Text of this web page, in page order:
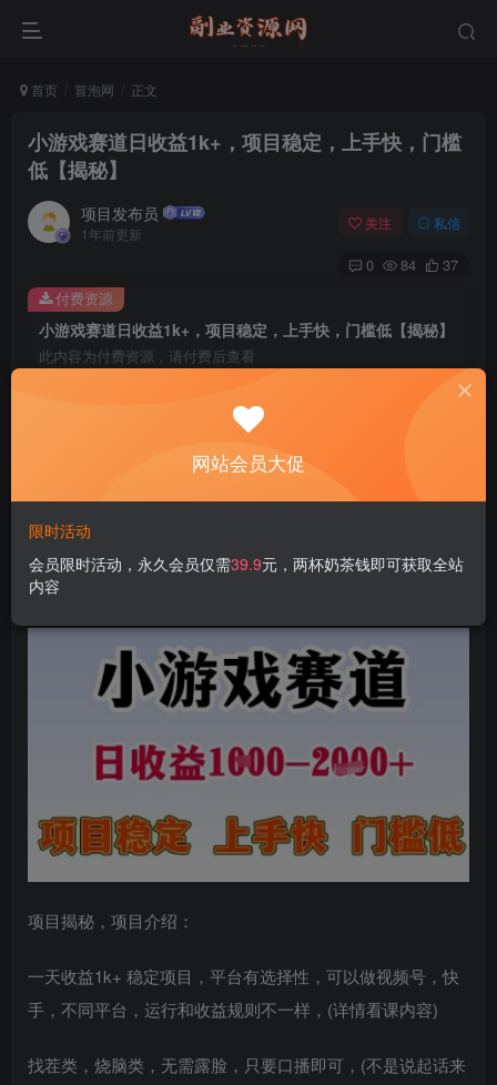
首页 冒泡网 正文
小游戏赛道日收益1k+，项目稳定，上手快，门槛
低【揭秘】
项目发布员
1年前更新
关注 私信
0 84 37
小游戏赛道日收益1k+，项目稳定，上手快，门槛低【揭秘】
此内容为付费资源，请付费后查看
￥4
付费资源
小游戏赛道日收益1k+，项目稳定，上手快，门槛低【揭
秘】
项目揭秘，项目介绍：
一天收益1k+ 稳定项目，平台有选择性，可以做视频号，快
手，不同平台，运行和收益规则不一样，(详情看课内容)
找茬类，烧脑类，无需露脸，只要口播即可，(不是说起话来
网站会员大促
限时活动
会员限时活动，永久会员仅需39.9元，两杯奶茶钱即可获取全站
内容